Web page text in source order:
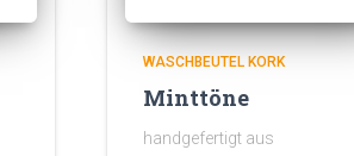
WASCHBEUTEL KORK
Minttöne
handgefertigt aus